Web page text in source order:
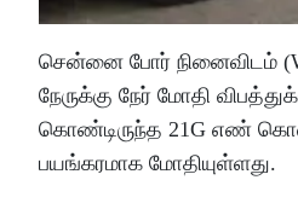
சென்னை போர் நினைவிடம்
நேருக்கு நேர் மோதி
கொண்டிருந்த 21G எண்
பயங்கரமாக மோதியுள்ளது.